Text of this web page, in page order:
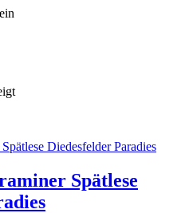
Nach
Spätlese